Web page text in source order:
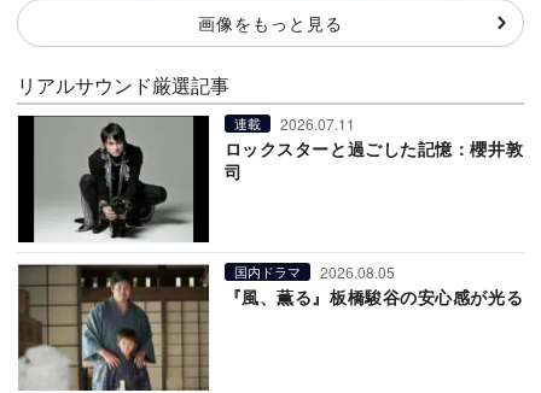
画像をもっと見る
リアルサウンド厳選記事
連載 2026.07.11
ロックスターと過ごした記憶：櫻井敦
司
国内ドラマ 2026.08.05
『風、薫る』板橋駿谷の安心感が光る